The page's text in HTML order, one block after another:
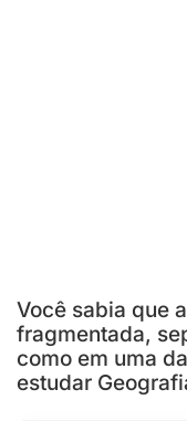
Você sabia que
fragmentada,
como em uma
estudar